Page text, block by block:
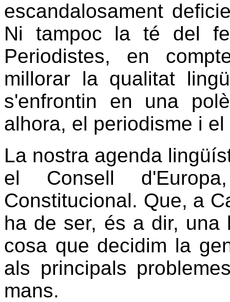
escandalosament
Ni tampoc la té del
Periodistes, en
millorar la qualitat
s'enfrontin en una
alhora, el periodisme i
La nostra agenda
el Consell
Constitucional. Que, a
ha de ser, és a dir,
cosa que decidim la
als principals
mans.